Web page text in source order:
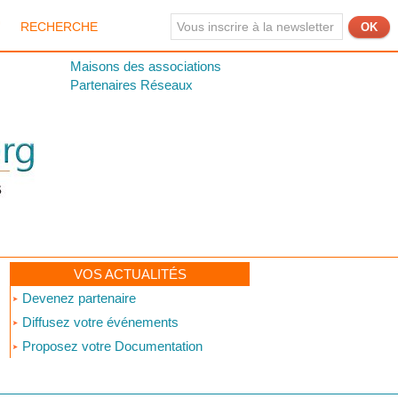
RECHERCHE
Maisons des associations
Partenaires Réseaux
VOS ACTUALITÉS
Devenez partenaire
Diffusez votre événements
Proposez votre Documentation